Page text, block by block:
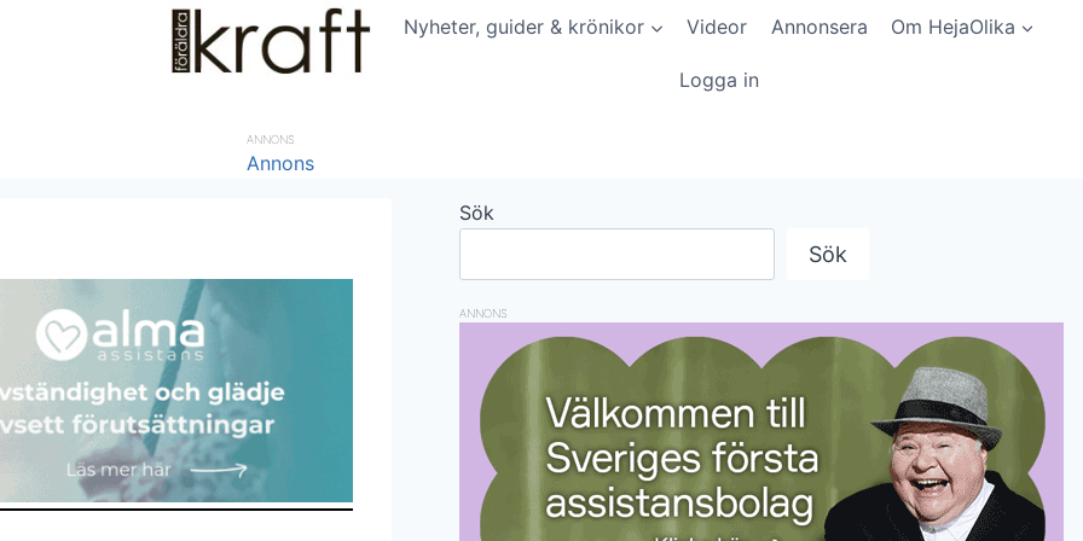
Nyheter, guider & krönikor Videor Annonsera Om HejaOlika
Logga in
ANNONS
Sök
Sök
ANNONS